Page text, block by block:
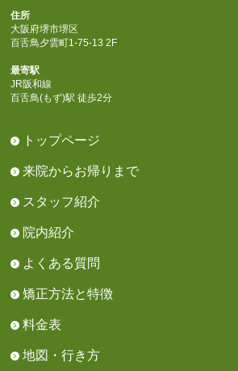
住所
大阪府堺市堺区
百舌鳥夕雲町1-75-13 2F
最寄駅
JR阪和線
百舌鳥(もず)駅 徒歩2分
トップページ
来院からお帰りまで
スタッフ紹介
院内紹介
よくある質問
矯正方法と特徴
料金表
地図・行き方